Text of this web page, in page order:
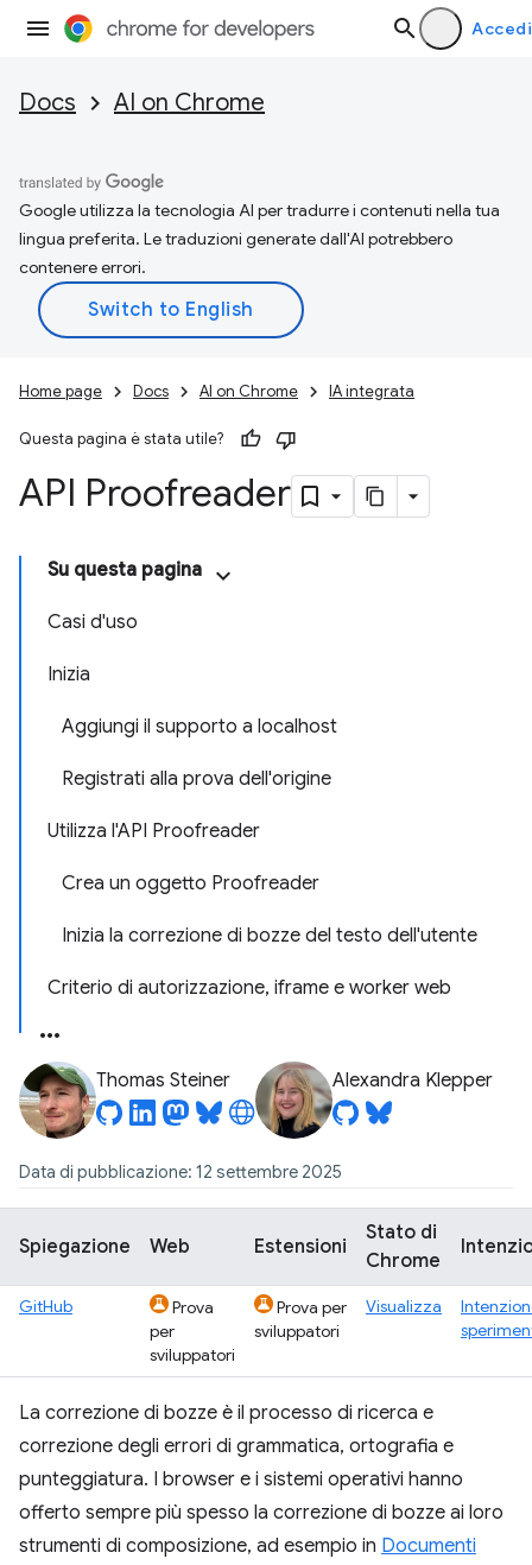
Accedi
Docs AI on Chrome
Google utilizza la tecnologia AI per tradurre i contenuti nella tua
lingua preferita. Le traduzioni generate dall'AI potrebbero
contenere errori.
Home page Docs AI on Chrome IA integrata
Questa pagina è stata utile?
API Proofreader
Su questa pagina
Casi d'uso
Inizia
Aggiungi il supporto a localhost
Registrati alla prova dell'origine
Utilizza l'API Proofreader
Crea un oggetto Proofreader
Inizia la correzione di bozze del testo dell'utente
Criterio di autorizzazione, iframe e worker web
Thomas Steiner Alexandra Klepper
Data di pubblicazione: 12 settembre 2025
Spiegazione Web Estensioni
Stato di
Chrome
GitHub
Prova
per
sviluppatori
Prova per
sviluppatori
Visualizza
La correzione di bozze è il processo di ricerca e
correzione degli errori di grammatica, ortografia e
punteggiatura. I browser e i sistemi operativi hanno
offerto sempre più spesso la correzione di bozze ai loro
strumenti di composizione, ad esempio in Documenti